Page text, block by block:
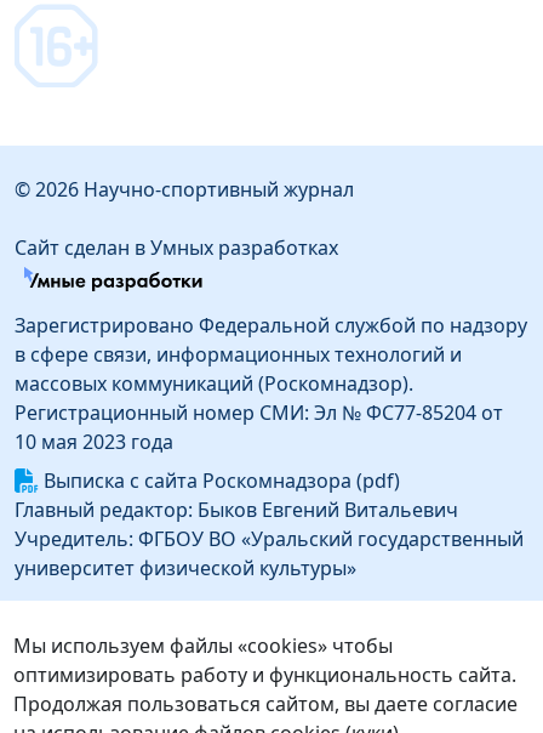
© 2026 Научно-спортивный журнал
Сайт сделан в Умных разработках
Зарегистрировано Федеральной службой по надзору
в сфере связи, информационных технологий и
массовых коммуникаций (Роскомнадзор).
Регистрационный номер СМИ: Эл № ФС77-85204 от
10 мая 2023 года
Выписка с сайта Роскомнадзора (pdf)
Главный редактор: Быков Евгений Витальевич
Учредитель: ФГБОУ ВО «Уральский государственный
университет физической культуры»
Информация об издателе
Издатель: Федеральное государственное бюджетное
образовательное учреждение высшего образования
«Уральский государственный университет
физической культуры»
Мы используем файлы «cookies» чтобы
оптимизировать работу и функциональность сайта.
Продолжая пользоваться сайтом, вы даете согласие